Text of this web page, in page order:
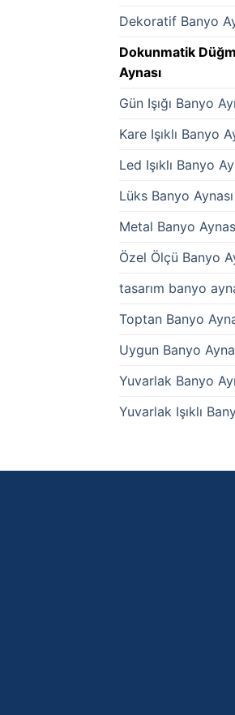
Dekoratif Banyo
Dokunmatik
Aynası
Gün Işığı Banyo
Kare Işıklı Banyo
Led Işıklı Banyo
Lüks Banyo Aynası
Metal Banyo
Özel Ölçü Banyo
tasarım banyo
Toptan Banyo
Uygun Banyo
Yuvarlak Banyo
Yuvarlak Işıklı